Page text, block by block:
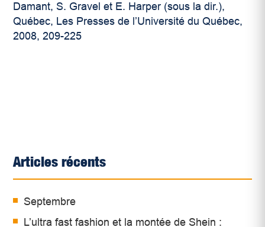
Damant, S. Gravel et E. Harper (sous la dir.),
Québec, Les Presses de l’Université du Québec,
2008, 209-225
Articles récents
Septembre
L’ultra fast fashion et la montée de Shein :